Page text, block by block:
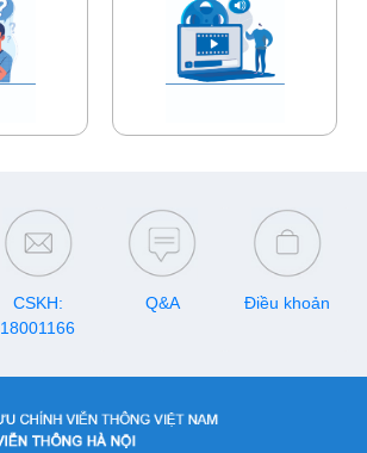
CSKH:
18001166
Q&A Điều khoản